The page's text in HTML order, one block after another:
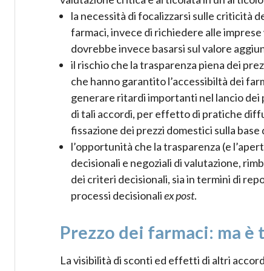
la necessità di focalizzarsi sulle criticità
farmaci, invece di richiedere alle
dovrebbe invece basarsi sul valore
il rischio che la trasparenza piena dei
che hanno garantito l’accessibiltà dei
generare ritardi importanti nel lancio
di tali accordi, per effetto di pratiche
fissazione dei prezzi domestici sulla
l’opportunità che la trasparenza (e
decisionali e negoziali di valutazione,
dei criteri decisionali, sia in termini di
processi decisionaliex post.
Prezzo dei farmaci: ma
La visibilità di sconti ed effetti di altri